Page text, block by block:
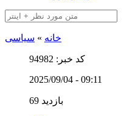
خانه » سیاسی
کد خبر: 94982
2025/09/04 - 09:11
69 بازدید